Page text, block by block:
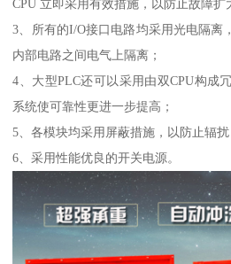
CPU 立即采用有效措施，以防止故障扩
3、所有的I/O接口电路均采用光电隔离
内部电路之间电气上隔离；
4、大型PLC还可以采用由双CPU构成
系统使可靠性更进一步提高；
5、各模块均采用屏蔽措施，以防止辐扰
6、采用性能优良的开关电源。